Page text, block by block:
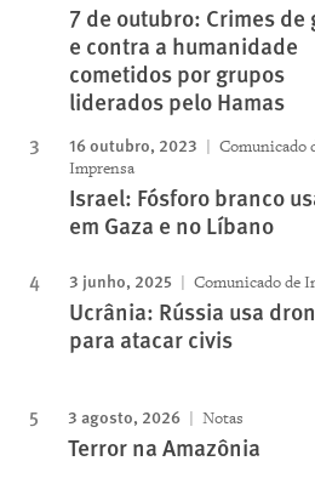
7 de outubro: Crimes de
e contra a humanidade
cometidos por grupos
liderados pelo Hamas
16 outubro, 2023
Comunicado
Imprensa
Israel: Fósforo branco
em Gaza e no Líbano
3 junho, 2025 Comunicado de
Ucrânia: Rússia usa
para atacar civis
3 agosto, 2026 Notas
Terror na Amazônia